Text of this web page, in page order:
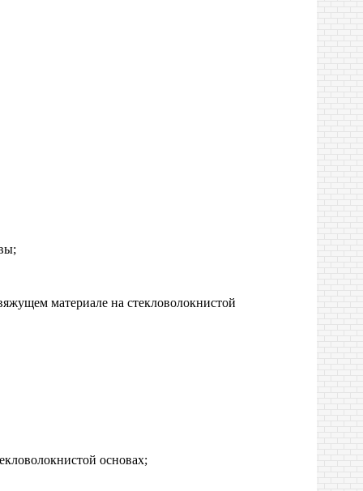
материале на стекловолокнистой
основах;